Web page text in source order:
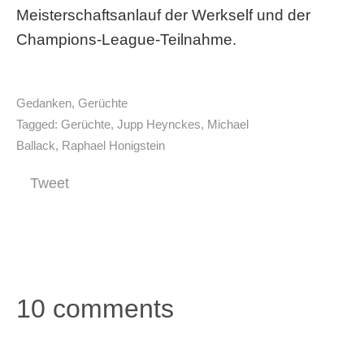
Meisterschaftsanlauf der Werkself und der
Champions-League-Teilnahme.
Gedanken, Gerüchte
Tagged: Gerüchte, Jupp Heynckes, Michael
Ballack, Raphael Honigstein
Tweet
10 comments